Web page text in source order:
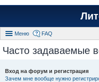
Меню FAQ
Часто задаваемые
Вход на форум и регистрация
Зачем мне вообще нужно